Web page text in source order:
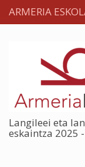
ARMERIA
Langileei eta
eskaintza 2025